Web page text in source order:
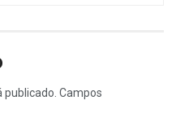
Campos